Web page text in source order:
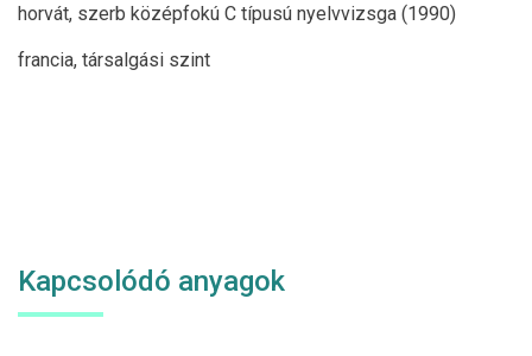
horvát, szerb középfokú C típusú nyelvvizsga (1990)
francia, társalgási szint
Kapcsolódó anyagok